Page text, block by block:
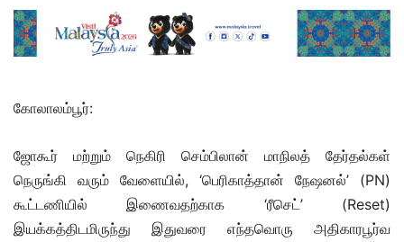
கோலாலம்பூர்:
ஜோகூர் மற்றும் நெகிரி செம்பிலான் மாநிலத் தேர்தல்கள்
நெருங்கி வரும் வேளையில், ‘பெரிகாத்தான் நேஷனல்’ (PN)
கூட்டணியில் இணைவதற்காக ‘ரீசெட்’ (Reset)
இயக்கத்திடமிருந்து இதுவரை எந்தவொரு அதிகாரபூர்வ